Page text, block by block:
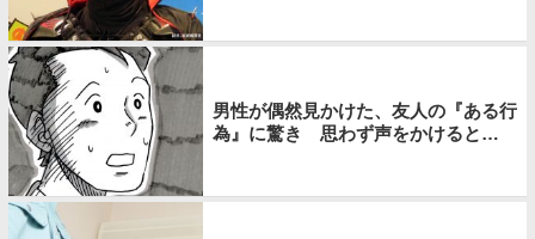
男性が偶然見かけた、友人の『ある行
為』に驚き 思わず声をかけると…